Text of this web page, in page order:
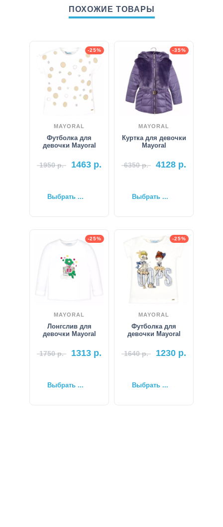
ПОХОЖИЕ ТОВАРЫ
-25%
MAYORAL
Футболка для
девочки Mayoral
1950р. 1463 р.
Выбрать ...
-35%
MAYORAL
Куртка для девочки
Mayoral
6350р. 4128 р.
Выбрать ...
-25%
MAYORAL
Лонгслив для
девочки Mayoral
1750р. 1313 р.
Выбрать ...
-25%
MAYORAL
Футболка для
девочки Mayoral
1640р. 1230 р.
Выбрать ...